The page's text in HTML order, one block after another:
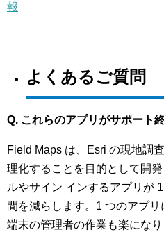
報
よくあるご質問
Q. これらのアプリがサポート
Field Maps は、Esri の現地調
理化することを目的として開
ルやサイン インするアプリが
間を減らします。1 つのアプ
端末の管理者の作業も楽にな